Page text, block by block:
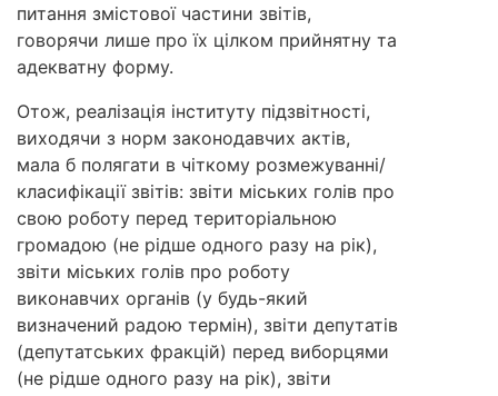
питання змістової частини звітів,
говорячи лише про їх цілком прийнятну та
адекватну форму.
Отож, реалізація інституту підзвітності,
виходячи з норм законодавчих актів,
мала б полягати в чіткому розмежуванні/
класифікації звітів: звіти міських голів про
свою роботу перед територіальною
громадою (не рідше одного разу на рік),
звіти міських голів про роботу
виконавчих органів (у будь-який
визначений радою термін), звіти депутатів
(депутатських фракцій) перед виборцями
(не рідше одного разу на рік), звіти